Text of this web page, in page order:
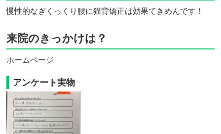
慢性的なぎくっくり腰に猫背矯正は効果てきめんです！
来院のきっかけは？
ホームページ
アンケート実物